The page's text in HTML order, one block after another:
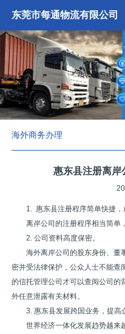
东莞市每通物流有限公司
海外商务办理
惠东县注册离岸
1. 惠东县注册程序简单快捷，
离岸公司的注册程序相当简单
2. 公司资料高度保密。
海外离岸公司的股东身份、董
密并受法律保护，公众人士不能查
的信托管理公司才可以查阅公司的
外任意泄露有关材料。
3. 惠东县发展跨国业务，提高
世界经济一体化发展趋势越来